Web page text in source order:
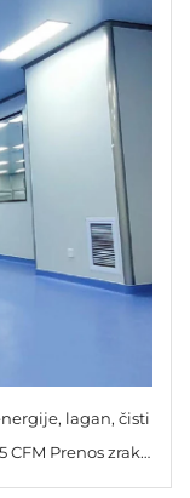
lagan, čisti
CFM Prenos zraka